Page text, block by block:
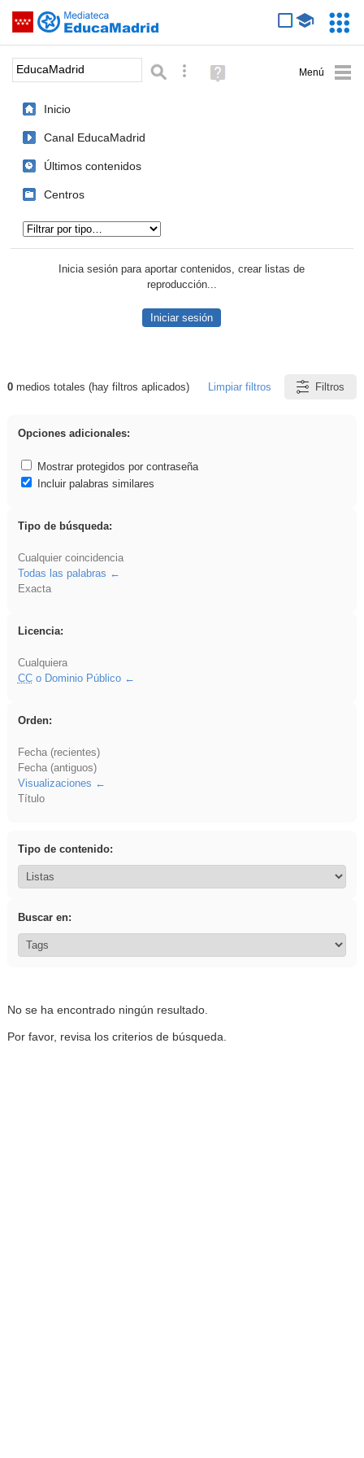
Saltar navegación
Palabra o frase: Búsqueda avanzada
Ayuda
(en
Inicio
Canal EducaMadrid
Últimos contenidos
Centros
Inicia sesión para aportar contenidos, crear listas de
reproducción...
Iniciar sesión
Resultados de: EducaMadrid
0medios totales (hay filtros aplicados) Limpiar filtros Filtros
Opciones adicionales:
Mostrar protegidos por contraseña
Incluir palabras similares
Tipo de búsqueda:
Cualquier coincidencia
Todas las palabras
Exacta
Licencia:
Cualquiera
CCo Dominio Público
Orden:
Fecha (recientes)
Fecha (antiguos)
Visualizaciones
Título
Tipo de contenido:
Buscar en:
No se ha encontrado ningún resultado.
Por favor, revisa los criterios de búsqueda.